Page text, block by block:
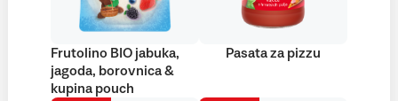
Frutolino BIO jabuka,
jagoda, borovnica &
kupina pouch
Pasata za pizzu